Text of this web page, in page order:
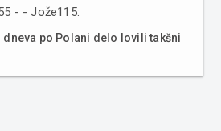
- - Jože115:
dneva po Polani delo lovili takšni